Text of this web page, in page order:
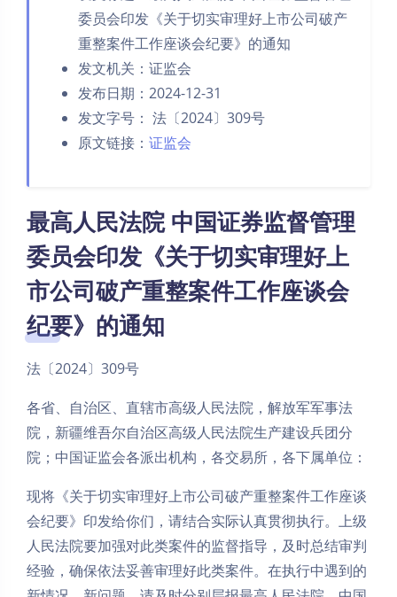
委员会印发《关于切实审理好上市公司破产
重整案件工作座谈会纪要》的通知
发文机关：证监会
发布日期：2024-12-31
发文字号： 法〔2024〕309号
原文链接： 证监会
最高人民法院 中国证券监督管理
委员会印发《关于切实审理好上
市公司破产重整案件工作座谈会
纪要》的通知
法〔2024〕309号
各省、自治区、直辖市高级人民法院，解放军军事法
院，新疆维吾尔自治区高级人民法院生产建设兵团分
院；中国证监会各派出机构，各交易所，各下属单位：
现将《关于切实审理好上市公司破产重整案件工作座谈
会纪要》印发给你们，请结合实际认真贯彻执行。上级
人民法院要加强对此类案件的监督指导，及时总结审判
经验，确保依法妥善审理好此类案件。在执行中遇到的